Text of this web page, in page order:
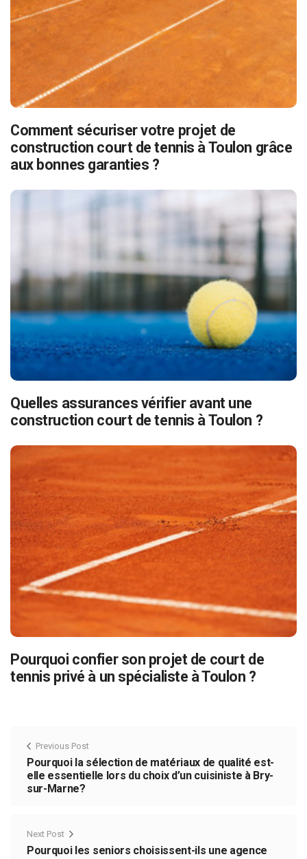
Comment sécuriser votre projet de
construction court de tennis à Toulon grâce
aux bonnes garanties ?
Quelles assurances vérifier avant une
construction court de tennis à Toulon ?
Pourquoi confier son projet de court de
tennis privé à un spécialiste à Toulon ?
Previous Post
Pourquoi la sélection de matériaux de qualité est-
elle essentielle lors du choix d’un cuisiniste à Bry-
sur-Marne?
Next Post
Pourquoi les seniors choisissent-ils une agence